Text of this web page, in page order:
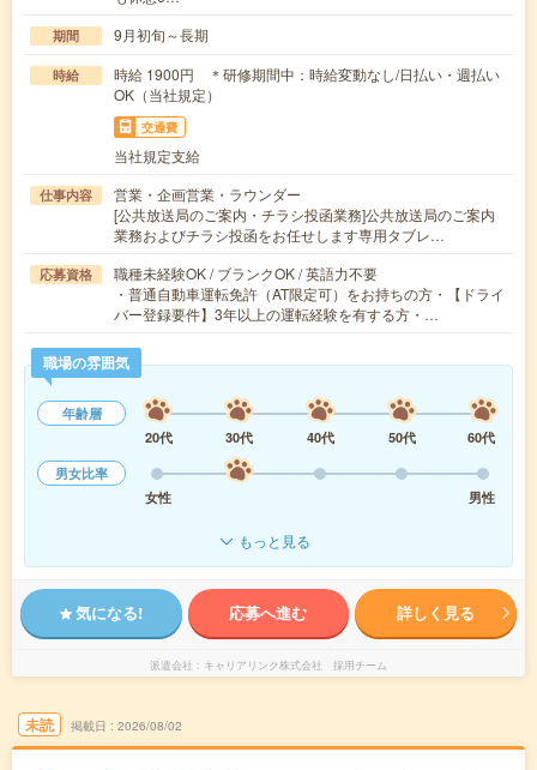
期間 9月初旬～長期
時給
時給 1900円 ＊研修期間中：時給変動なし/日払い・週払い
OK（当社規定）
交通費
当社規定支給
仕事内容
営業・企画営業・ラウンダー
[公共放送局のご案内・チラシ投函業務]公共放送局のご案内
業務およびチラシ投函をお任せします専用タブレ…
応募資格
職種未経験OK / ブランクOK / 英語力不要
・普通自動車運転免許（AT限定可）をお持ちの方・【ドライ
バー登録要件】3年以上の運転経験を有する方・…
職場の雰囲気
年齢層
20代
30代 40代 50代
60代
男女比率
女性
男性
もっと見る
気になる! 応募へ進む 詳しく見る
派遣会社 キャリアリンク株式会社 採用チーム
未読 掲載日 2026/08/02